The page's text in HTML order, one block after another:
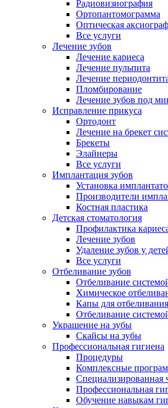
Радиовизиография
Ортопантомограмма
Оптическая
Все услуги
Лечение зубов
Лечение кариеса
Лечение пульпита
Лечение
Пломбирование
Лечение зубов под
Исправление прикуса
Ортодонт
Лечение на брекет
Брекеты
Элайнеры
Все услуги
Имплантация зубов
Установка
Производители
Костная пластика
Детская стоматология
Профилактика
Лечение зубов
Удаление зубов у
Все услуги
Отбеливание зубов
Отбеливание
Химическое
Капы для
Отбеливание
Украшение на зубы
Скайсы на зубы
Профессиональная гигиена
Процедуры
Комплексные
Специализированная
Профессиональная
Обучение навыкам